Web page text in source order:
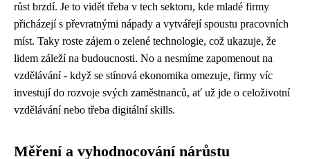
růst brzdí. Je to vidět třeba v tech sektoru, kde mladé firmy
přicházejí s převratnými nápady a vytvářejí spoustu pracovních
míst. Taky roste zájem o zelené technologie, což ukazuje, že
lidem záleží na budoucnosti. No a nesmíme zapomenout na
vzdělávání - když se stínová ekonomika omezuje, firmy víc
investují do rozvoje svých zaměstnanců, ať už jde o celoživotní
vzdělávání nebo třeba digitální skills.
Měření a vyhodnocování nárůstu